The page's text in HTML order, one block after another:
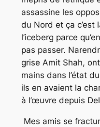
assassine les
du Nord et ça c’est
l’iceberg parce
pas passer.
grise Amit Shah,
mains dans l’état
ils en avaient la
à l’œuvre depuis
Mes amis se